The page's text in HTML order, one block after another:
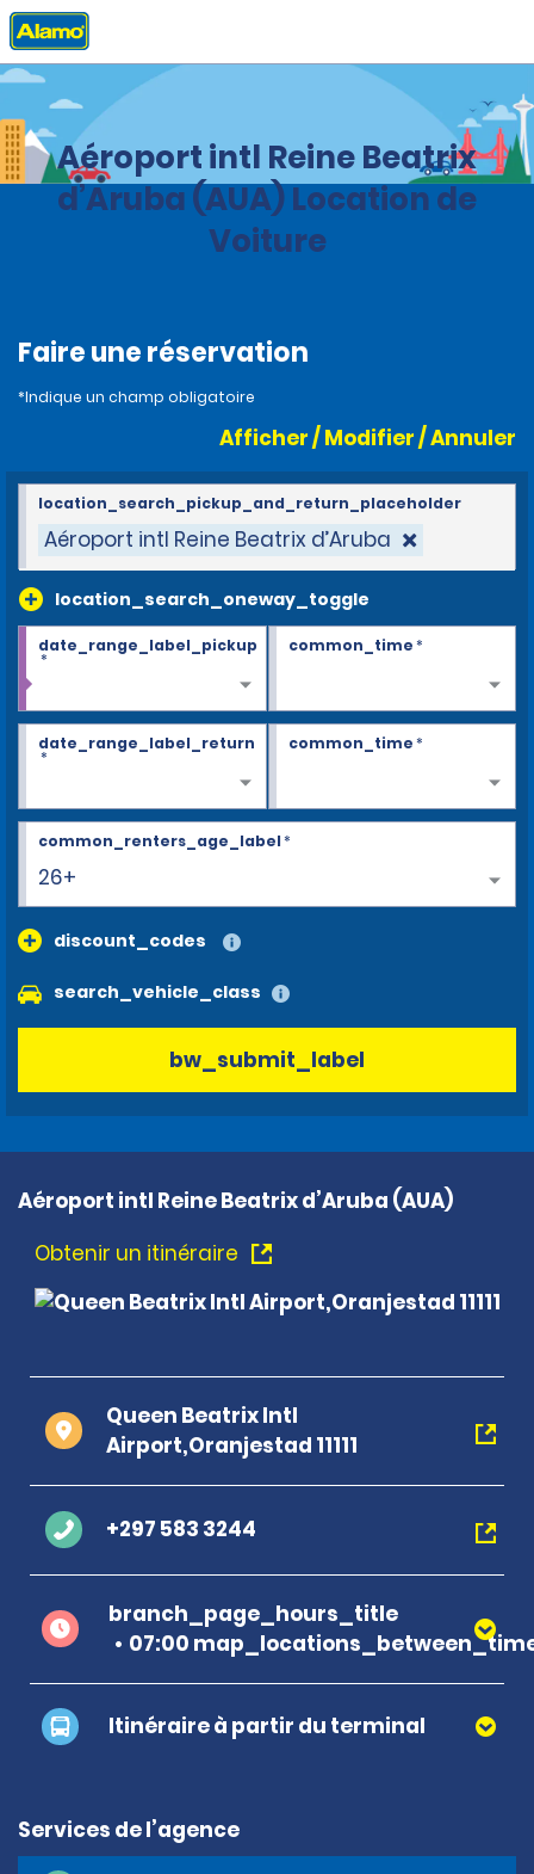
Accueil Agences
Aéroport intl Reine Beatrix
d’Aruba (AUA) Location de
Voiture
Faire une réservation
*Indique un champ obligatoire
Afficher / Modifier / Annuler
Aéroport intl Reine Beatrix d’Aruba
location_search_oneway_toggle
location_search_pickup_and_return_placeholder
date_range_label_pickup
*
common_time*
date_range_label_return
*
common_time*
26+
common_renters_age_label*
discount_codes
search_vehicle_class
bw_submit_label
Aéroport intl Reine Beatrix d’Aruba (AUA)
Obtenir un itinéraire
Queen Beatrix Intl
Airport,Oranjestad 11111
+297 583 3244
branch_page_hours_title
07:00
Itinéraire à partir du terminal
Services de l’agence